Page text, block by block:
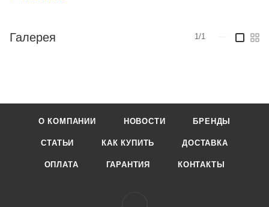
Галерея 1/1
О КОМПАНИИ НОВОСТИ БРЕНДЫ
СТАТЬИ КАК КУПИТЬ ДОСТАВКА
ОПЛАТА ГАРАНТИЯ КОНТАКТЫ